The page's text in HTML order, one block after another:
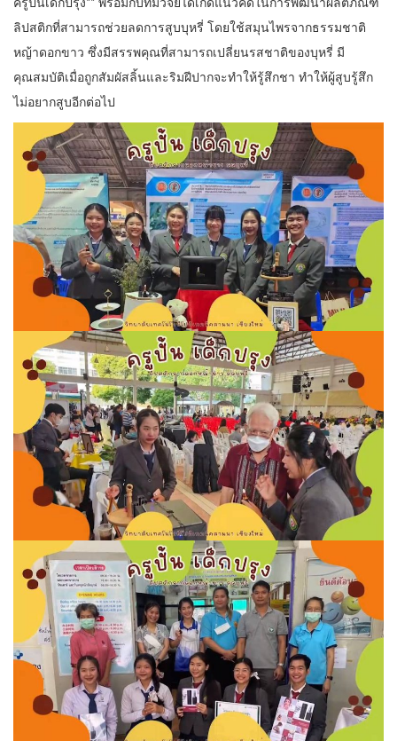
ลิปสติกที่สามารถช่วยลดการสูบบุหรี่ โดยใช้สมุนไพรจากธรรมชาติ
หญ้าดอกขาว ซึ่งมีสรรพคุณที่สามารถเปลี่ยนรสชาติของบุหรี่ มี
คุณสมบัติเมื่อถูกสัมผัสลิ้นและริมฝีปากจะทำให้รู้สึกชา ทำให้ผู้สูบรู้สึก
ไม่อยากสูบอีกต่อไป